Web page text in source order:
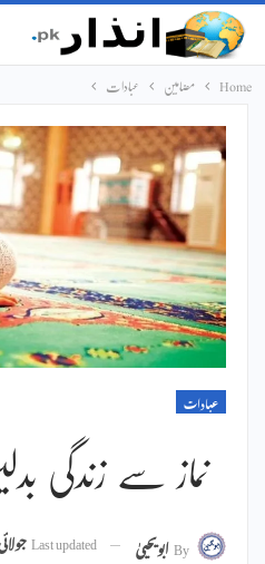
Home مضامین عبادات
عبادات
نماز سے زندگی
Byابویحییٰ Last updatedجولائی 2,